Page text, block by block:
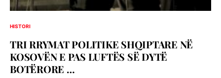
HISTORI
TRI RRYMAT POLITIKE SHQIPTARE NË
KOSOVËN E PAS LUFTËS SË DYTË
BOTËRORE …